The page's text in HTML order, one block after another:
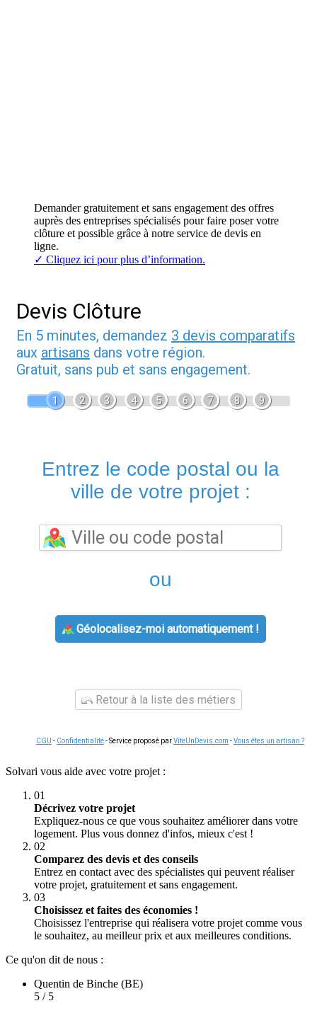
Demander gratuitement et sans engagement des offres
auprès des entreprises spécialisés pour faire poser votre
clôture et possible grâce à notre service de devis en
ligne.
✓ Cliquez ici pour plus d’information.
Devis Clôture
En 5 minutes, demandez 3 devis comparatifs
aux artisans dans votre région.
Gratuit, sans pub et sans engagement.
1 2 3 4 5 6 7 8 9
Entrez le code postal ou la
ville de votre projet :
ou
Géolocalisez-moi automatiquement !
Retour à la liste des métiers
CGU - Confidentialité- Service proposé parViteUnDevis.com -Vous êtes un artisan ?
Solvari vous aide avec votre projet :
01
Décrivez votre projet
Expliquez-nous ce que vous souhaitez améliorer dans votre
logement. Plus vous donnez d'infos, mieux c'est !
02
Comparez des devis et des conseils
Entrez en contact avec des spécialistes qui peuvent réaliser
votre projet, gratuitement et sans engagement.
03
Choisissez et faites des économies !
Choisissez l'entreprise qui réalisera votre projet comme vous
le souhaitez, au meilleur prix et aux meilleures conditions.
Ce qu'on dit de nous :
Quentin de Binche (BE)
5 / 5